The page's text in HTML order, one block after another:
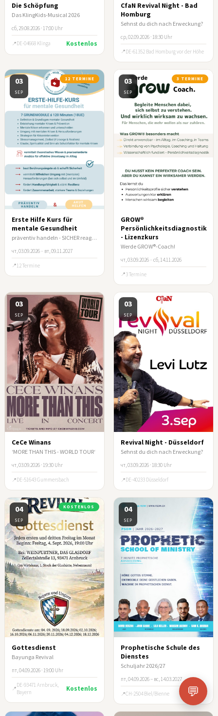
Die Schöpfung
Das KlingKids-Musical 2026
сб, 29.08.2026 · 17:00 Uhr
DE-04668 Klinga Kostenlos
CfaN Revival Night - Bad
Homburg
Sehnst du dich nach Erweckung?
ср, 02.09.2026 · 18:30 Uhr
DE-61352 Bad Homburg vor der Höhe
03
SEP
12 TERMINE
Erste Hilfe Kurs für
mentale Gesundheit
präventiv handeln - SICHER reagieren
чт, 03.09.2026 – вт, 09.11.2027
12 Termine
03
SEP
3 TERMINE
GROW®
Persönlichkeitsdiagnostik
- Lizenzkurs
Werde GROW®-Coach!
чт, 03.09.2026 –сб, 14.11.2026
3 Termine
03
SEP
CeCe Winans
‘MORE THAN THIS - WORLD TOUR‘
чт, 03.09.2026 · 19:30 Uhr
DE-51643 Gummersbach
03
SEP
Revival Night - Düsseldorf
Sehnst du dich nach Erweckung?
чт, 03.09.2026 · 18:30 Uhr
DE-40233 Düsseldorf
04
SEP
KOSTENLOS
Gottesdienst
Bayunga Revival
пт, 04.09.2026 · 19:00 Uhr
DE-93471 Arnbruck,
Bayern
Kostenlos
04
SEP
Prophetische Schule des
Dienstes
Schuljahr 2026/27
пт, 04.09.2026 – вс, 14.03.2027
CH-2504 Biel/Bienne 💬